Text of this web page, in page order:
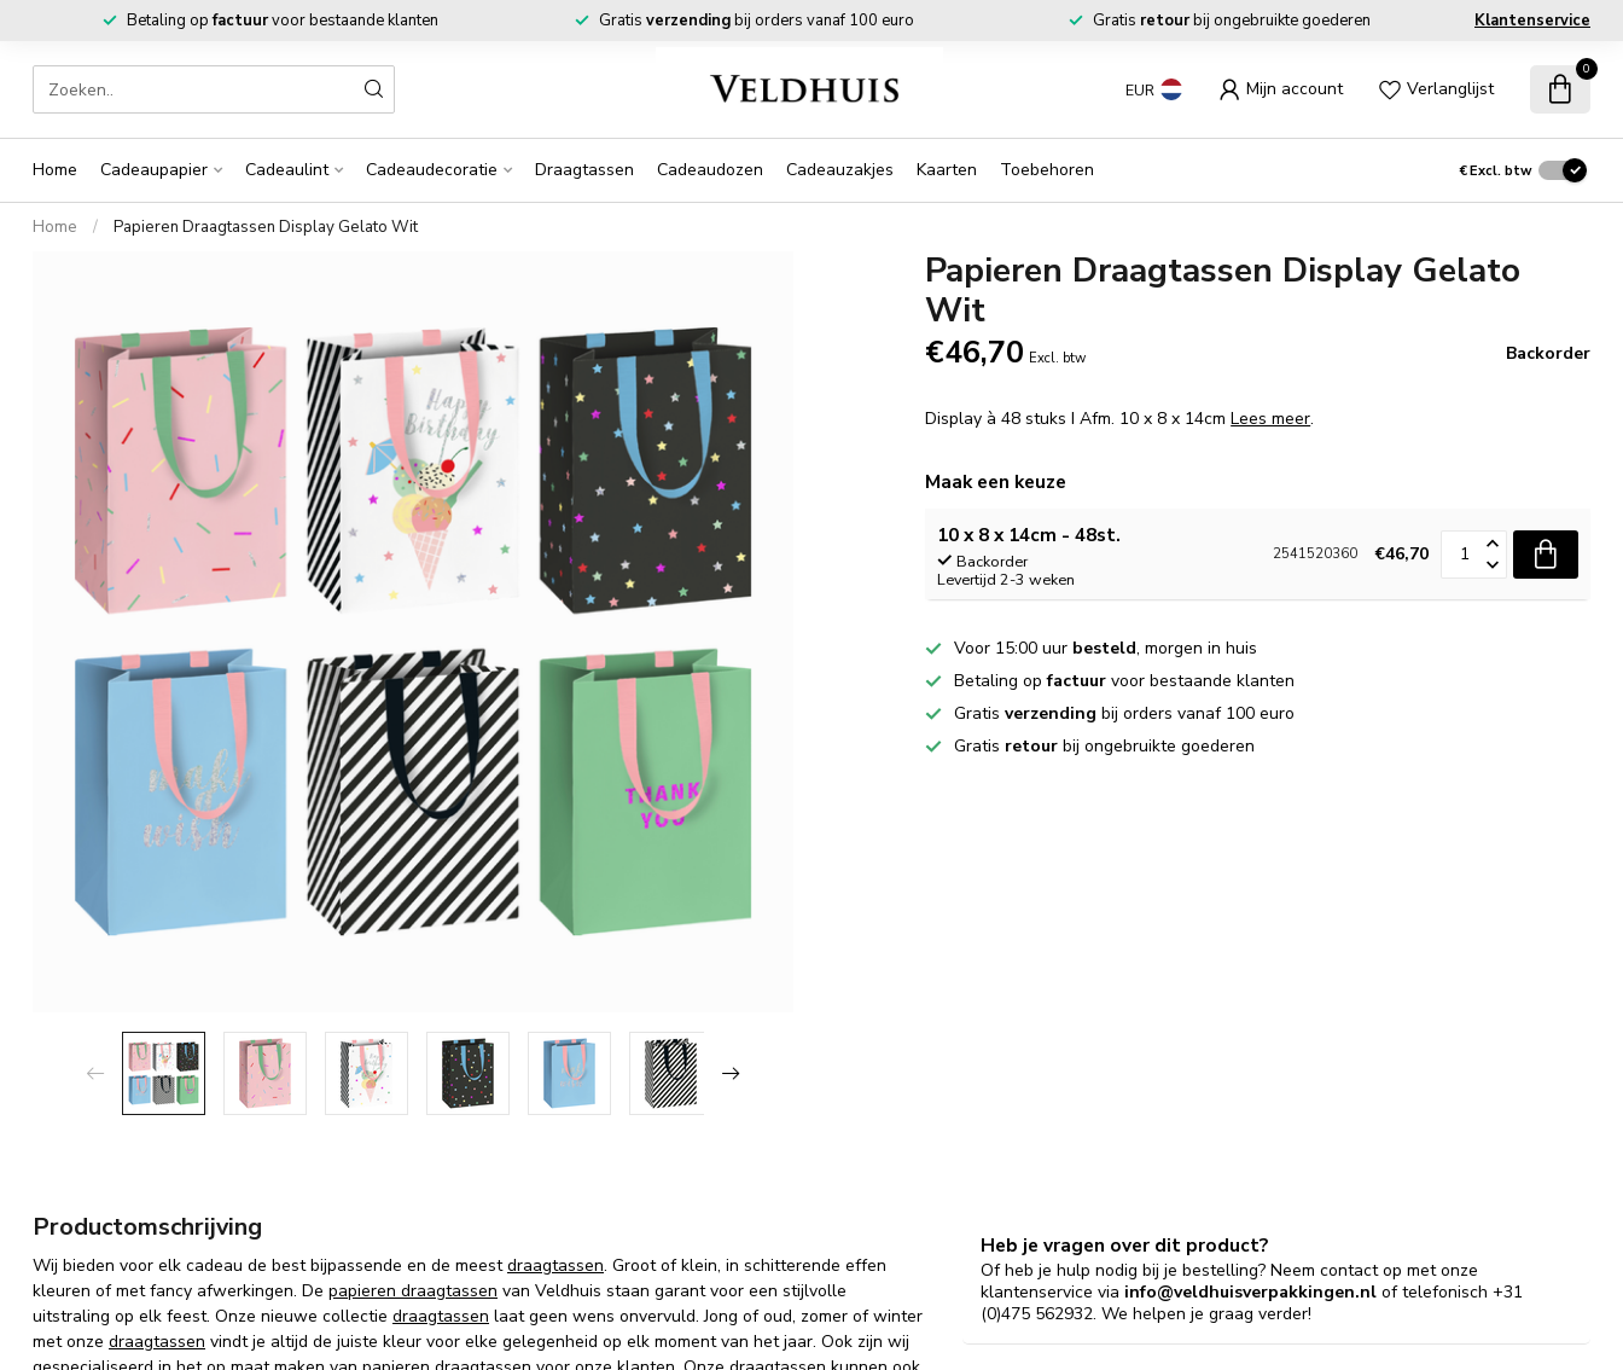
Betaling opfactuurvoor bestaande klanten Gratis verzendingbij orders vanaf 100 euro Gratis retourbij ongebruikte goederen Klantenservice
EUR Mijn account Verlanglijst
0
Home Cadeaupapier Cadeaulint Cadeaudecoratie Draagtassen Cadeaudozen Cadeauzakjes Kaarten Toebehoren €Excl. btw
Home / Papieren Draagtassen Display Gelato Wit
Papieren Draagtassen Display Gelato
Wit
€46,70 Excl. btw Backorder
Display à 48 stuks I Afm. 10 x 8 x 14cmLees meer.
Maak een keuze
10 x 8 x 14cm - 48st.
Backorder
Levertijd 2-3 weken
2541520360 €46,70
Voor 15:00 uur besteld, morgen in huis
Betaling opfactuur voor bestaande klanten
Gratisverzending bij orders vanaf 100 euro
Gratis retour bij ongebruikte goederen
Productomschrijving
Wij bieden voor elk cadeau de best bijpassende en de meestdraagtassen. Groot of klein, in schitterende effen
kleuren of met fancy afwerkingen. De papieren draagtassen van Veldhuis staan garant voor een stijlvolle
uitstraling op elk feest. Onze nieuwe collectie draagtassen laat geen wens onvervuld. Jong of oud, zomer of winter
met onze draagtassen vindt je altijd de juiste kleur voor elke gelegenheid op elk moment van het jaar. Ook zijn wij
Heb je vragen over dit product?
Of heb je hulp nodig bij je bestelling? Neem contact op met onze
klantenservice via info@veldhuisverpakkingen.nl of telefonisch +31
(0)475 562932. We helpen je graag verder!